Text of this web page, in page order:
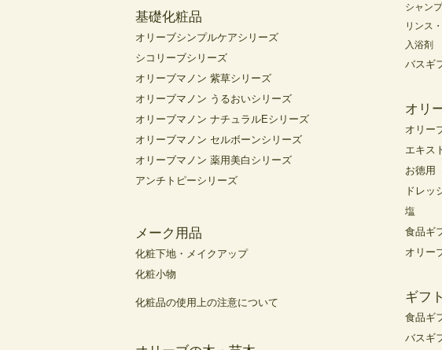
基礎化粧品
オリーブシンプルケアシリーズ
シコリーブシリーズ
オリーブマノン 紫草シリーズ
オリーブマノン うるおいシリーズ
オリーブマノン ナチュラルEシリーズ
オリーブマノン セルボーンシリーズ
オリーブマノン 薬用美白シリーズ
アンチトピーシリーズ
メーク用品
化粧下地・メイクアップ
化粧小物
化粧品の使用上の注意について
シャン
リンス
入浴剤
バスギ
オリ
オリー
エキス
お徳用
ドレッ
塩
食品ギ
オリー
ギフ
食品ギ
バスギ